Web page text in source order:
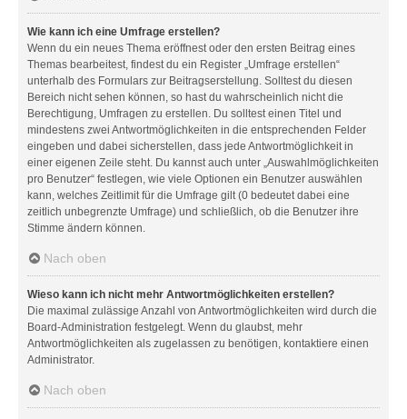
Wie kann ich eine Umfrage erstellen?
Wenn du ein neues Thema eröffnest oder den ersten Beitrag eines
Themas bearbeitest, findest du ein Register „Umfrage erstellen“
unterhalb des Formulars zur Beitragserstellung. Solltest du diesen
Bereich nicht sehen können, so hast du wahrscheinlich nicht die
Berechtigung, Umfragen zu erstellen. Du solltest einen Titel und
mindestens zwei Antwortmöglichkeiten in die entsprechenden Felder
eingeben und dabei sicherstellen, dass jede Antwortmöglichkeit in
einer eigenen Zeile steht. Du kannst auch unter „Auswahlmöglichkeiten
pro Benutzer“ festlegen, wie viele Optionen ein Benutzer auswählen
kann, welches Zeitlimit für die Umfrage gilt (0 bedeutet dabei eine
zeitlich unbegrenzte Umfrage) und schließlich, ob die Benutzer ihre
Stimme ändern können.
Nach oben
Wieso kann ich nicht mehr Antwortmöglichkeiten erstellen?
Die maximal zulässige Anzahl von Antwortmöglichkeiten wird durch die
Board-Administration festgelegt. Wenn du glaubst, mehr
Antwortmöglichkeiten als zugelassen zu benötigen, kontaktiere einen
Administrator.
Nach oben